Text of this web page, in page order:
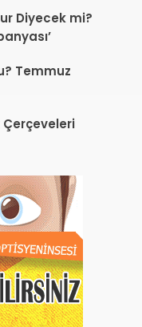
Diyecek mi?
Temmuz
Çerçeveleri